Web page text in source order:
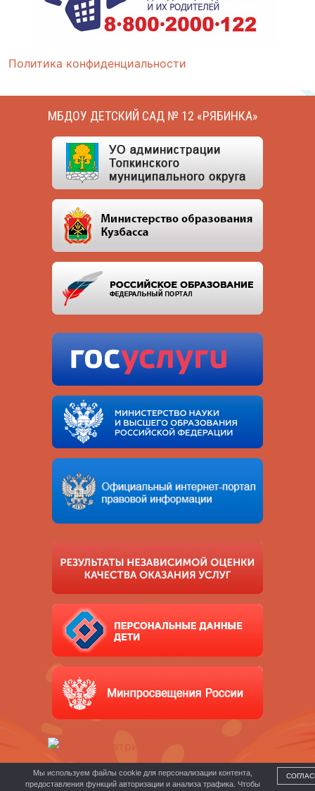
Политика конфиденциальности
МБДОУ ДЕТСКИЙ САД № 12 «РЯБИНКА»
Мы используем файлы cookie для персонализации контента,
предоставления функций авторизации и анализа трафика. Чтобы